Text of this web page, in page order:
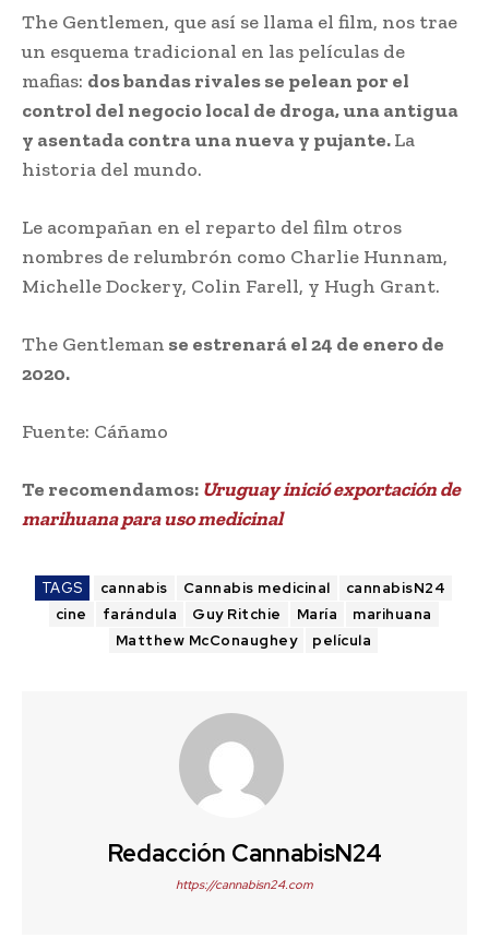
The Gentlemen, que así se llama el film, nos trae
un esquema tradicional en las películas de
mafias: dos bandas rivales se pelean por el
control del negocio local de droga, una antigua
y asentada contra una nueva y pujante.La
historia del mundo.
Le acompañan en el reparto del film otros
nombres de relumbrón como Charlie Hunnam,
Michelle Dockery, Colin Farell, y Hugh Grant.
The Gentleman se estrenará el 24 de enero de
2020.
Fuente: Cáñamo
Te recomendamos: Uruguay inició exportación de
marihuana para uso medicinal
TAGS cannabis Cannabis medicinal
cannabisN24
cine
farándula Guy Ritchie María
marihuana
Matthew McConaughey
película
Redacción CannabisN24
https://cannabisn24.com